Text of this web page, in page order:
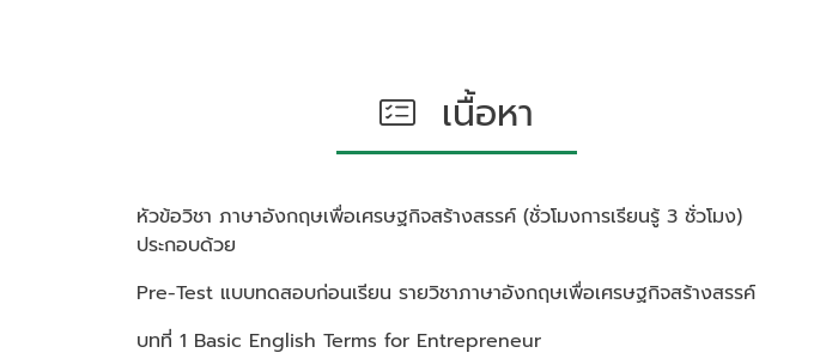
เนื้อหา
หัวข้อวิชา ภาษาอังกฤษเพื่อเศรษฐกิจสร้างสรรค์ (ชั่วโมงการเรียนรู้ 3 ชั่วโมง)
ประกอบด้วย
Pre-Test แบบทดสอบก่อนเรียน รายวิชาภาษาอังกฤษเพื่อเศรษฐกิจสร้างสรรค์
บทที่ 1 Basic English Terms for Entrepreneur